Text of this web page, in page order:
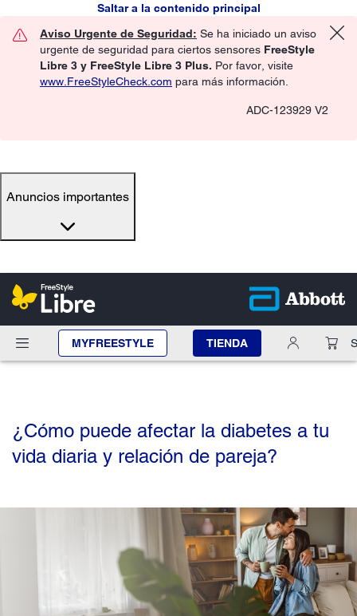
Saltar a la contenido principal
Aviso Urgente de Seguridad: Se ha iniciado un aviso
urgente de seguridad para ciertos sensores FreeStyle
Libre 3 y FreeStyle Libre 3 Plus. Por favor, visite
www.FreeStyleCheck.com para más información.
ADC-123929 V2
Anuncios importantes
MYFREESTYLE TIENDA
¿Cómo puede afectar la diabetes a tu
vida diaria y relación de pareja?